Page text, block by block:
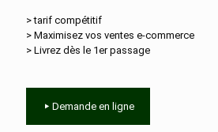
> tarif compétitif
> Maximisez vos ventes e‑commerce
> Livrez dès le 1er passage
Demande en ligne